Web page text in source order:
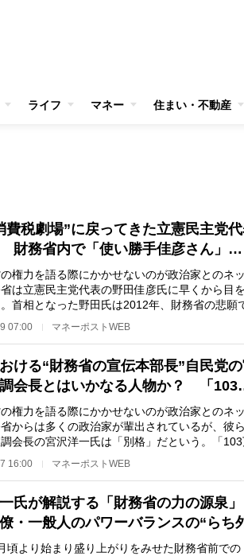
ライフ マネー 住まい・不動産
費税劇場”に戻ってきた立憲民主党代
財務省内で「使い勝手佳彦さん」…
権力を語る際にかかせないのが政治家とのネ
は立憲民主党代表の野田佳彦氏に早くから目
首相となった野田氏は2012年、財務省の悲願
07:00 マネーポストWEB
ける“財務省の宣伝本部長”自民党
会長とはいかなる人物か？ 「
権力を語る際にかかせないのが政治家とのネ
からは多くの政治家が輩出されているが、彼
会長の宮沢洋一氏は「別格」だという。「103
16:00 マネーポストWEB
氏が解説する「財務省の力の源泉
・一般人のパワーバランスの“らち
頃より始まり盛り上がりをみせた財務省前での